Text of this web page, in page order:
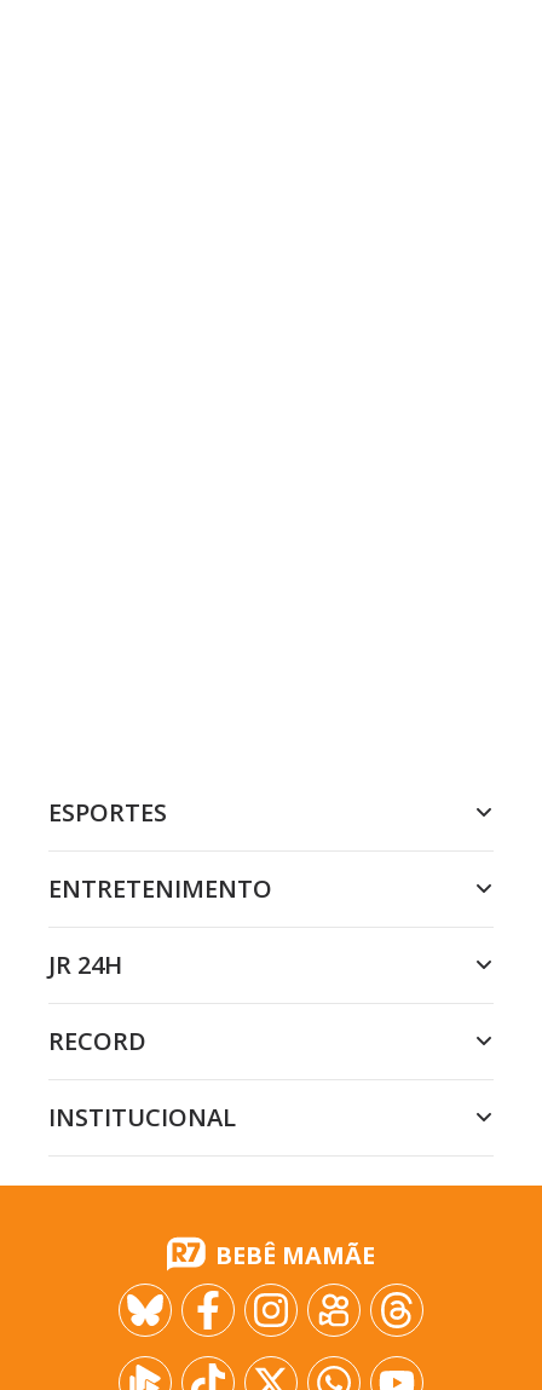
ESPORTES
ENTRETENIMENTO
JR 24H
RECORD
INSTITUCIONAL
BEBÊ MAMÃE